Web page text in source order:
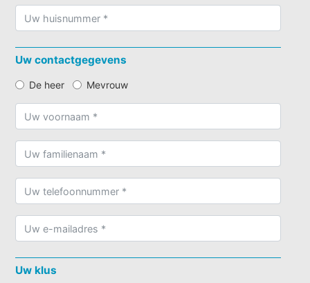
Uw contactgegevens
De heer Mevrouw
Uw klus